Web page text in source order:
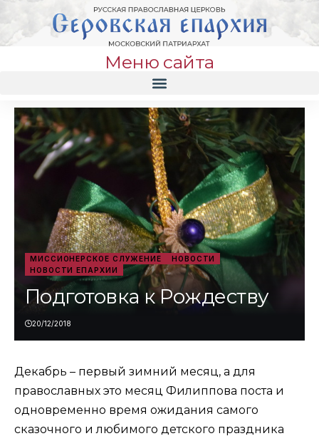
Меню сайта
МИССИОНЕРСКОЕ СЛУЖЕНИЕ
НОВОСТИ
НОВОСТИ ЕПАРХИИ
Подготовка к Рождеству
20/12/2018
Декабрь – первый зимний месяц, а для
православных это месяц Филиппова поста и
одновременно время ожидания самого
сказочного и любимого детского праздника